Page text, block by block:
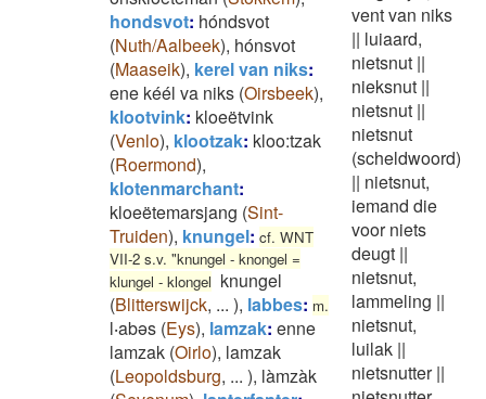
hondsvot: hóndsvot
(Nuth/Aalbeek), hónsvot
(Maaseik), kerel van niks:
ene kéél va niks (Oirsbeek),
klootvink: kloeëtvink
(Venlo), klootzak: kloo:tzak
(Roermond),
klotenmarchant:
kloeëtemarsjang (Sint-
Truiden), knungel: cf. WNT
VII-2 s.v. "knungel - knongel =
klungel - klongel knungel
(Blitterswijck, ... ), labbes: m.
l‧abəs (Eys), lamzak: enne
lamzak (Oirlo), lamzak
(Leopoldsburg, ... ), làmzàk
vent van niks
|| luiaard,
nietsnut ||
nieksnut ||
nietsnut ||
nietsnut
(scheldwoord)
|| nietsnut,
iemand die
voor niets
deugt ||
nietsnut,
lammeling ||
nietsnut,
luilak ||
nietsnutter||